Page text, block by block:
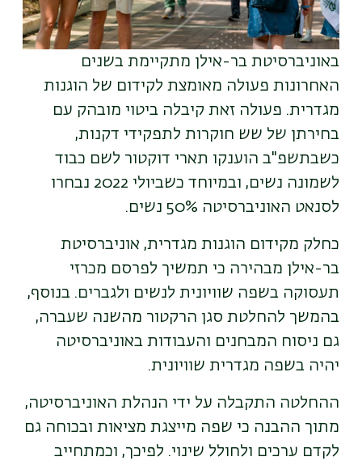
באוניברסיטת בר-אילן מתקיימת בשנים
האחרונות פעולה מאומצת לקידום של הוגנות
מגדרית. פעולה זאת קיבלה ביטוי מובהק עם
בחירתן של שש חוקרות לתפקידי דקנות,
כשבתשפ"ב הוענקו תארי דוקטור לשם כבוד
לשמונה נשים, ובמיוחד כשביולי 2022 נבחרו
לסנאט האוניברסיטה 50% נשים.
כחלק מקידום הוגנות מגדרית, אוניברסיטת
בר-אילן מבהירה כי תמשיך לפרסם מכרזי
תעסוקה בשפה שוויונית לנשים ולגברים. בנוסף,
בהמשך להחלטת סגן הרקטור מהשנה שעברה,
גם ניסוח המבחנים והעבודות באוניברסיטה
יהיה בשפה מגדרית שוויונית.
ההחלטה התקבלה על ידי הנהלת האוניברסיטה,
מתוך ההבנה כי שפה מייצגת מציאות ובכוחה גם
לקדם ערכים ולחולל שינוי. לפיכך, וכמתחייב